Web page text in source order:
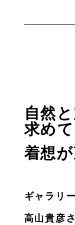
自然
求めて
着想
ギャラリ
高山貴彦